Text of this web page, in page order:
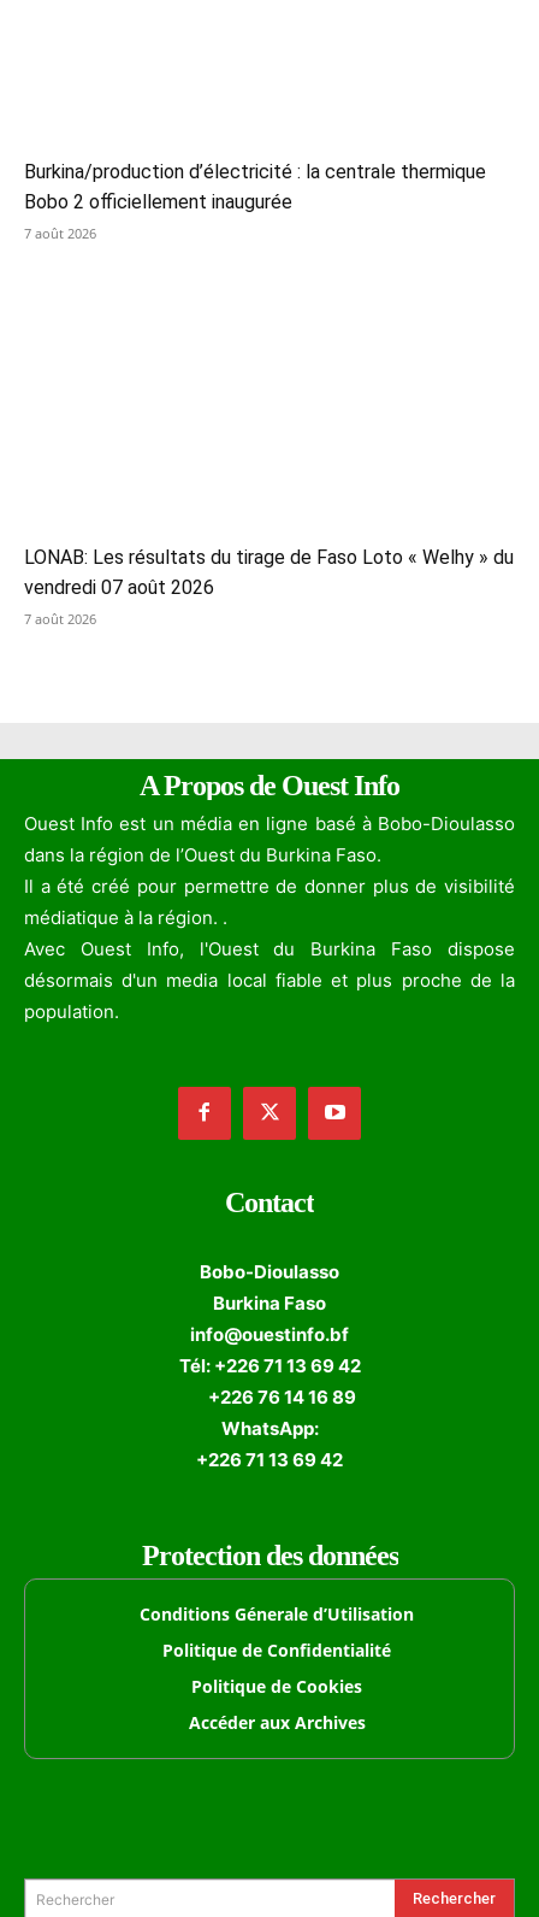
Burkina/production d’électricité : la centrale thermique
Bobo 2 officiellement inaugurée
7 août 2026
LONAB: Les résultats du tirage de Faso Loto « Welhy » du
vendredi 07 août 2026
7 août 2026
A Propos de Ouest Info
Ouest Info est un média en ligne basé à Bobo-Dioulasso
dans la région de l’Ouest du Burkina Faso.
Il a été créé pour permettre de donner plus de visibilité
médiatique à la région. .
Avec Ouest Info, l'Ouest du Burkina Faso dispose
désormais d'un media local fiable et plus proche de la
population.
Contact
Bobo-Dioulasso
Burkina Faso
info@ouestinfo.bf
Tél: +226 71 13 69 42
+226 76 14 16 89
WhatsApp:
+226 71 13 69 42
Protection des données
Conditions Génerale d’Utilisation
Politique de Confidentialité
Politique de Cookies
Accéder aux Archives
Rechercher Rechercher